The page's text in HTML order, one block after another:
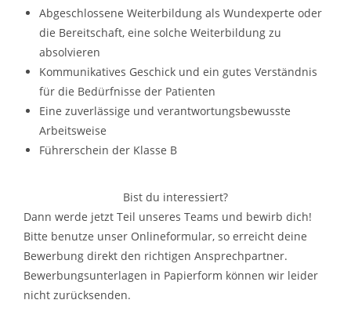
Abgeschlossene Weiterbildung als Wundexperte oder
die Bereitschaft, eine solche Weiterbildung zu
absolvieren
Kommunikatives Geschick und ein gutes Verständnis
für die Bedürfnisse der Patienten
Eine zuverlässige und verantwortungsbewusste
Arbeitsweise
Führerschein der Klasse B
Bist du interessiert?
Dann werde jetzt Teil unseres Teams und bewirb dich!
Bitte benutze unser Onlineformular, so erreicht deine
Bewerbung direkt den richtigen Ansprechpartner.
Bewerbungsunterlagen in Papierform können wir leider
nicht zurücksenden.